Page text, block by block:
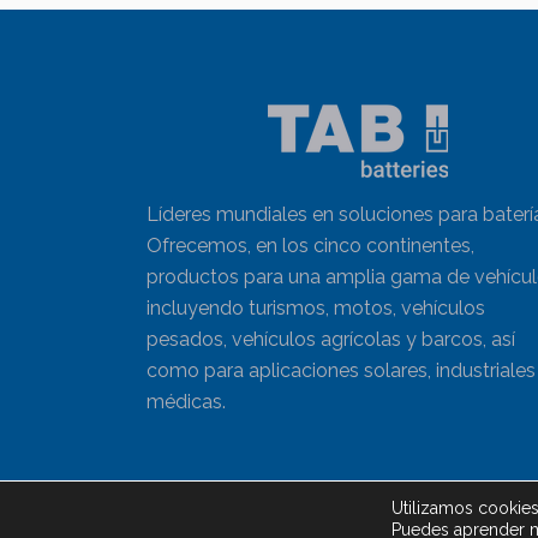
Líderes mundiales en soluciones para
Ofrecemos, en los cinco continentes,
productos para una amplia gama de
incluyendo turismos, motos, vehículos
pesados, vehículos agrícolas y barcos, así
como para aplicaciones solares,
médicas.
Utilizamos
Puedes aprender